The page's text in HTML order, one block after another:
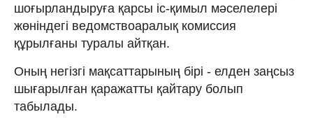
шоғырландыруға қарсы іс-қимыл мәселелері
жөніндегі ведомствоаралық комиссия
құрылғаны туралы айтқан.
Оның негізгі мақсаттарының бірі - елден заңсыз
шығарылған қаражатты қайтару болып
табылады.